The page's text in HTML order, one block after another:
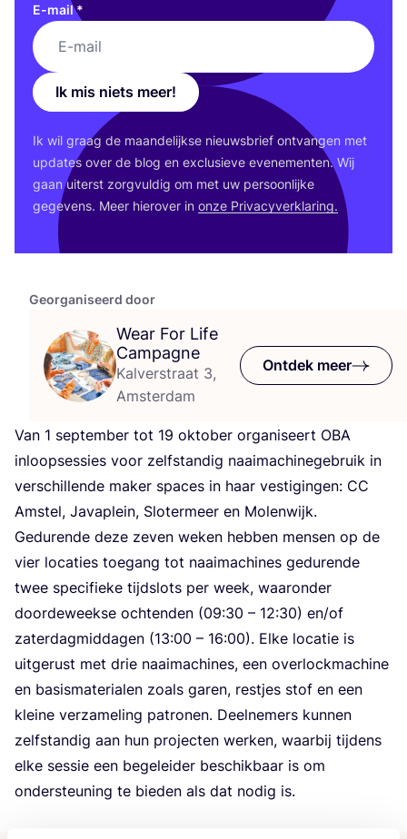
Georganiseerd door
Wear For Life
Campagne
Kalverstraat 3,
Amsterdam
Ontdek meer
Van 1 sep­tem­ber tot 19 okto­ber orga­ni­seert OBA
inloop­ses­sies voor zelf­stan­dig naai­ma­chi­ne­ge­bruik in
ver­schil­len­de maker spa­ces in haar ves­ti­gin­gen: CC
Amstel, Java­p­lein, Slo­ter­meer en Molen­wijk.
Gedu­ren­de deze zeven weken heb­ben men­sen op de
vier loca­ties toe­gang tot naai­ma­chi­nes gedu­ren­de
twee spe­ci­fie­ke tijd­slots per week, waar­on­der
door­de­week­se och­ten­den (09:30 – 12:30) en/​of
zater­dag­mid­da­gen (13:00 – 16:00). Elke loca­tie is
uit­ge­rust met drie naai­ma­chi­nes, een over­lock­ma­chi­ne
en basis­ma­te­ri­a­len zoals garen, rest­jes stof en een
klei­ne ver­za­me­ling patro­nen. Deel­ne­mers kun­nen
zelf­stan­dig aan hun pro­jec­ten wer­ken, waar­bij tij­dens
elke ses­sie een bege­lei­der beschik­baar is om
onder­steu­ning te bie­den als dat nodig is.
E-mail*
Ik mis niets meer!
Ik wil graag de maan­de­lijk­se nieuws­brief ont­van­gen met
upda­tes over de blog en exclu­sie­ve eve­ne­men­ten. Wij
gaan uiterst zorg­vul­dig om met uw per­soon­lij­ke
gege­vens. Meer hier­over in onze Pri­va­cy­ver­kla­ring.